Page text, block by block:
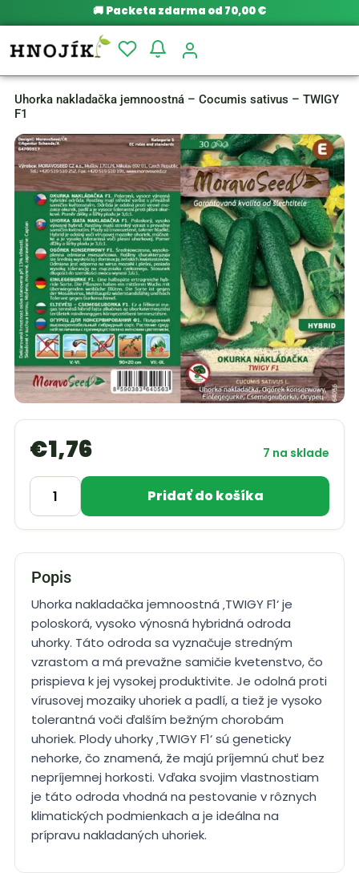
🚚 Packeta zdarma od 70,00 €
Uhorka nakladačka jemnoostná – Cocumis sativus – TWIGY
F1
€1,76 7 na sklade
Pridať do košíka
Popis
Uhorka nakladačka jemnoostná ‚TWIGY F1‘ je
poloskorá, vysoko výnosná hybridná odroda
uhorky. Táto odroda sa vyznačuje stredným
vzrastom a má prevažne samičie kvetenstvo, čo
prispieva k jej vysokej produktivite. Je odolná proti
vírusovej mozaiky uhoriek a padlí, a tiež je vysoko
tolerantná voči ďalším bežným chorobám
uhoriek. Plody uhorky ‚TWIGY F1‘ sú geneticky
nehorke, čo znamená, že majú príjemnú chuť bez
nepríjemnej horkosti. Vďaka svojim vlastnostiam
je táto odroda vhodná na pestovanie v rôznych
klimatických podmienkach a je ideálna na
prípravu nakladaných uhoriek.